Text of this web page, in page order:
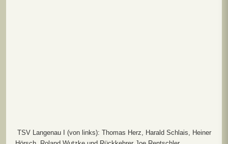
TSV Langenau I (von links): Thomas Herz, Harald Schlais, Heiner